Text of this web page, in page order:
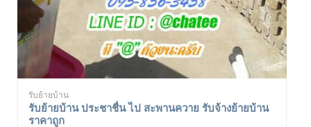
รับย้ายบ้าน
รับย้ายบ้าน ประชาชื่น ไป สะพานควาย รับจ้างย้ายบ้าน
ราคาถูก